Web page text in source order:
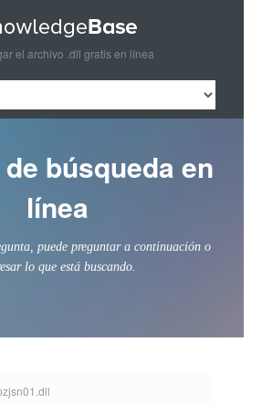
el archivo .dll gratis en línea
búsqueda en
línea
puede preguntar a continuación o
lo que está buscando.